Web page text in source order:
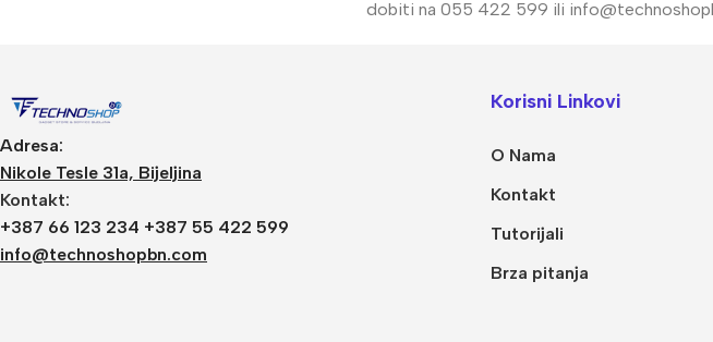
dobiti na 055 422 599 ili
Adresa:
Nikole Tesle 31a, Bijeljina
Kontakt:
+387 66 123 234 +387 55 422 599
info@technoshopbn.com
Korisni Linkovi
O Nama
Kontakt
Tutorijali
Brza pitanja